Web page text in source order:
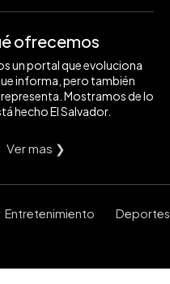
ofrecemos
un portal que evoluciona
informa, pero también
Mostramos de lo
hecho El Salvador.
Ver mas ❯
Entretenimiento Deportes